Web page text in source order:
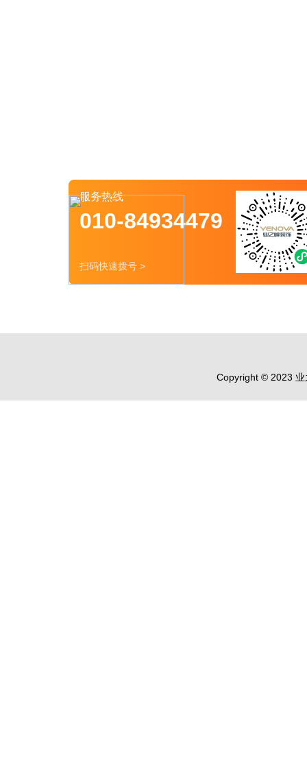
服务热线
010-84934479
扫码快速拨号 >
Copyright © 2023